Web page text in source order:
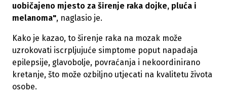
uobičajeno mjesto za širenje raka dojke, pluća i
melanoma", naglasio je.
Kako je kazao, to širenje raka na mozak može
uzrokovati iscrpljujuće simptome poput napadaja
epilepsije, glavobolje, povraćanja i nekoordinirano
kretanje, što može ozbiljno utjecati na kvalitetu života
osobe.